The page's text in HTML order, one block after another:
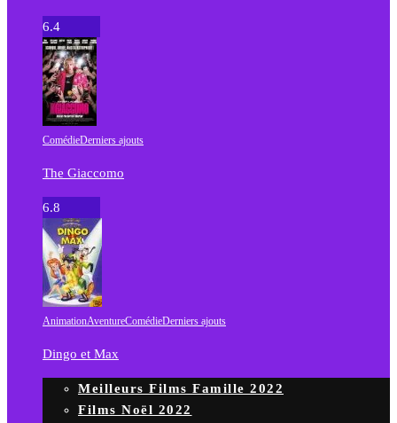
6.4
ComédieDerniers ajouts
The Giaccomo
6.8
AnimationAventureComédieDerniers ajouts
Dingo et Max
Meilleurs Films Famille 2022
Films Noël 2022